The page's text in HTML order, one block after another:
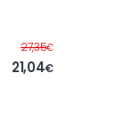
27,35€Antes
21,04€